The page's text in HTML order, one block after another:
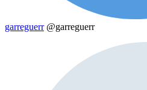
garreguerr @garreguerr